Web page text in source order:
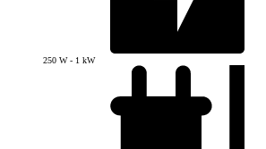
250 W - 1 kW